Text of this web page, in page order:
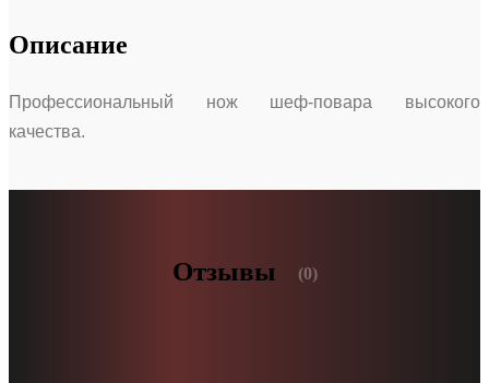
Описание
Профессиональный нож шеф-повара высокого
качества.
Отзывы (0)